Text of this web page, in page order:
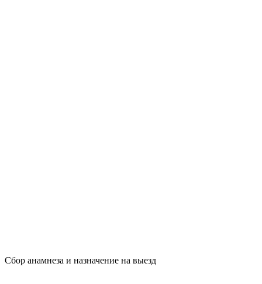
Сбор анамнеза и назначение на выезд